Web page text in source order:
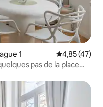
1 Évaluation
4,85 (47)
pas de la place
appréciés